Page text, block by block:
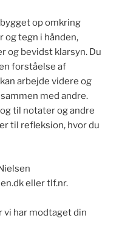
op omkring
og tegn i hånden,
og bevidst klarsyn. Du
forståelse af
arbejde videre og
med andre.
til notater og andre
til refleksion, hvor du
eller tlf.nr.
vi har modtaget din